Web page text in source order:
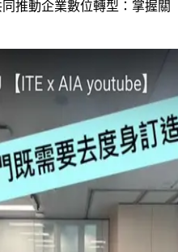
同推動企業數位轉型：掌握關